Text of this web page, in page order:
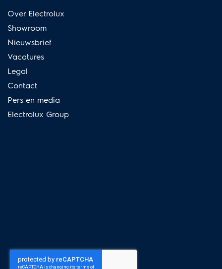
Over Electrolux
Showroom
Nieuwsbrief
Vacatures
Legal
Contact
Pers en media
Electrolux Group